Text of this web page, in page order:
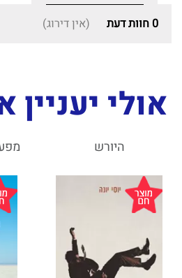
0 חוות דעת (אין דירוג)
אולי יעניין
היורש